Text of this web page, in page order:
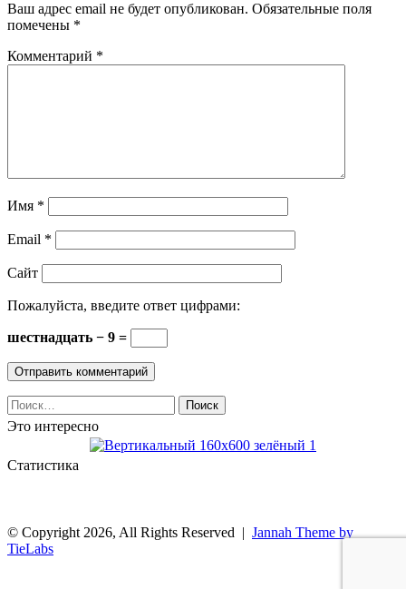
Ваш адрес email не будет опубликован. Обязательные поля
помечены *
Комментарий *
Имя *
Email *
Сайт
Пожалуйста, введите ответ цифрами:
шестнадцать − 9 =
Найти:
Это интересно
Статистика
© Copyright 2026, All Rights Reserved | Jannah Theme by
TieLabs